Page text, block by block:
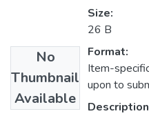
No
Thumbnail
Available
Size:
26 B
Format:
Item-
upon to